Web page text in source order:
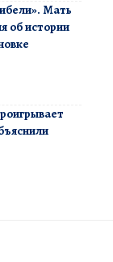
Мать
об истории